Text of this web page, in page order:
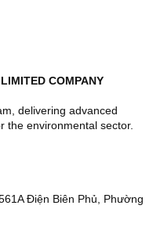
khảo tại:
dung/
Đà, 131 Trần Phú, Văn
35500914
COMPANY
delivering advanced
the environmental sector.
Điện Biên Phủ, Phường